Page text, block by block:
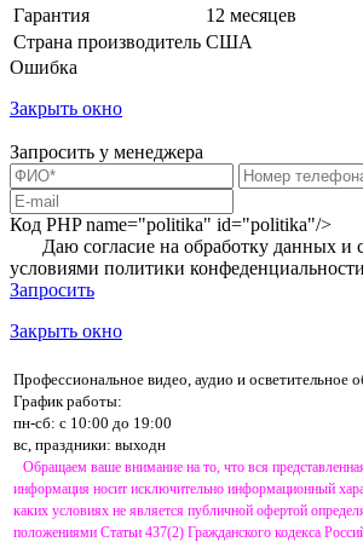
Гарантия
12 месяцев
Страна производитель США
Ошибка
Закрыть окно
Запросить у менеджера
Код PHPname="politika" id="politika"/>
Даю согласие на обработку данных и
условиями политики конфеденциальности
Запросить
Закрыть окно
Профессиональное видео, аудио и осветительное
График работы:
пн-сб: с 10:00 до 19:00
вс, праздники: выходн
Обращаем ваше внимание на то, что вся
информация носит исключительно информационный
каких условиях не является публичной офертой
положениями Статьи 437(2) Гражданского кодекса